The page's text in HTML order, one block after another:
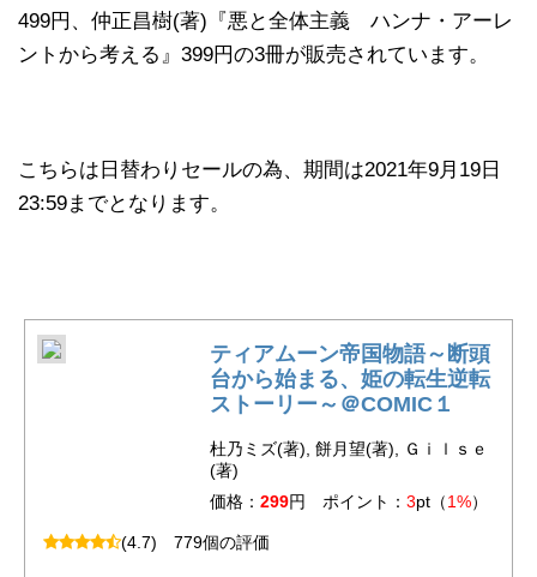
499円、仲正昌樹(著)『悪と全体主義 ハンナ・アーレ
ントから考える』399円の3冊が販売されています。
こちらは日替わりセールの為、期間は2021年9月19日
23:59までとなります。
ティアムーン帝国物語～断頭
台から始まる、姫の転生逆転
ストーリー～＠COMIC１
杜乃ミズ(著), 餅月望(著), Ｇｉｌｓｅ
(著)
価格： 299円 ポイント： 3pt（1%）
(4.7) 779個の評価